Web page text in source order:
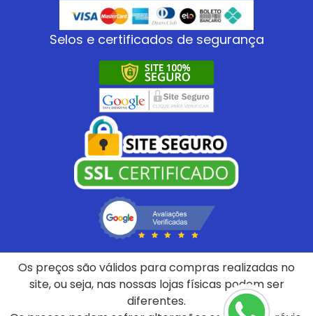
Selos e certificados de segurança
Os preços são válidos para compras realizadas no
site, ou seja, nas nossas lojas físicas podem ser
diferentes.